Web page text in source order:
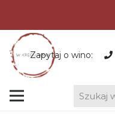
Zapytaj o wino: